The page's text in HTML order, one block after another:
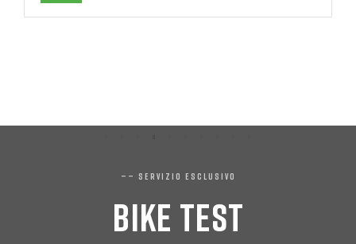
—— SERVIZIO ESCLUSIVO
BIKE TEST